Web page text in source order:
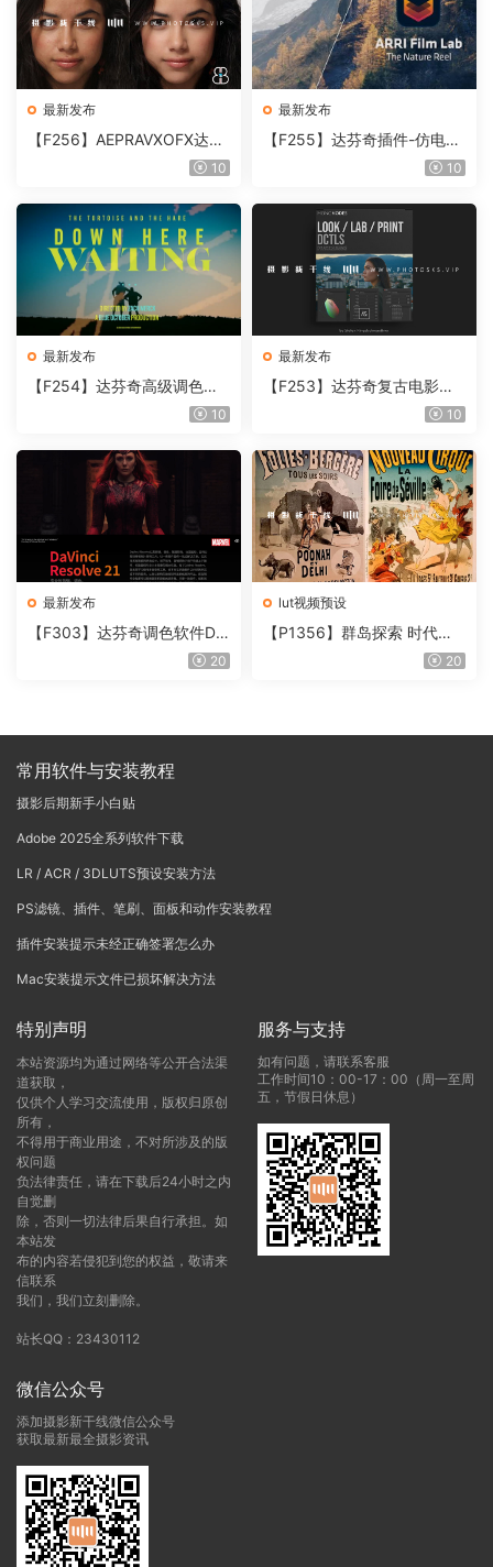
最新发布
【F256】AEPRAVXOFX达芬
奇视频人像磨皮润肤美颜插件
10
最新发布
【F255】达芬奇插件-仿电影
胶片视频调色插件 ARRI Film
10
最新发布
【F254】达芬奇高级调色插
件 Contour V2.2.2 WinMac10
最新发布
【F253】达芬奇复古电影胶
片质感DCTL节点调色预设 M
T V4.0
10
最新发布
【F303】达芬奇调色软件Da
Vinci Resolve Studio21.0.320
lut视频预设
【P1356】群岛探索 时代马
戏团 – QUEST 60 调色预设A
20
常用软件与安装教程
摄影后期新手小白贴
Adobe 2025全系列软件下载
LR / ACR / 3DLUTS预设安装方法
PS滤镜、插件、笔刷、面板和动作安装教程
插件安装提示未经正确签署怎么办
Mac安装提示文件已损坏解决方法
特别声明
本站资源均为通过网络等公开合法渠
道获取，
仅供个人学习交流使用，版权归原创
所有，
不得用于商业用途，不对所涉及的版
权问题
负法律责任，请在下载后24小时之内
自觉删
除，否则一切法律后果自行承担。如
本站发
布的内容若侵犯到您的权益，敬请来
信联系
我们，我们立刻删除。
站长QQ：23430112
服务与支持
如有问题，请联系客服
工作时间10：00-17：00（周一至周
五，节假日休息）
微信公众号
添加摄影新干线微信公众号
获取最新最全摄影资讯